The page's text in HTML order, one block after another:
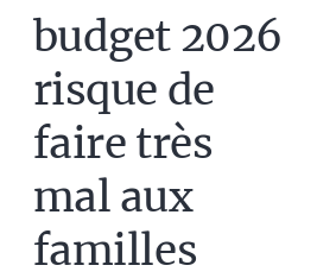
budget 2026
risque de
faire très
mal aux
familles